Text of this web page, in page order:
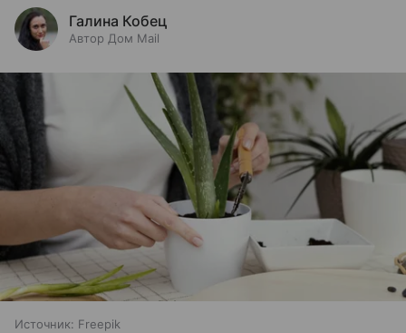
Галина Кобец
Автор Дом Mail
Источник: Freepik